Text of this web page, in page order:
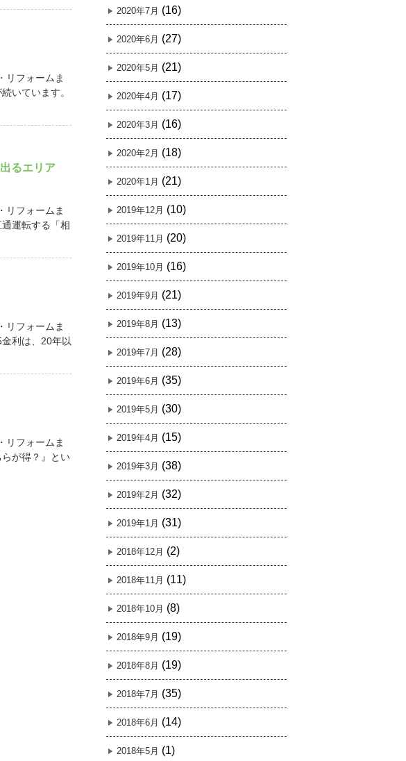
リフォームま
いています。
るエリア
リフォームま
運転する「相
リフォームま
利は、20年以
リフォームま
が得？』とい
2020年7月 (16)
2020年6月 (27)
2020年5月 (21)
2020年4月 (17)
2020年3月 (16)
2020年2月 (18)
2020年1月 (21)
2019年12月 (10)
2019年11月 (20)
2019年10月 (16)
2019年9月 (21)
2019年8月 (13)
2019年7月 (28)
2019年6月 (35)
2019年5月 (30)
2019年4月 (15)
2019年3月 (38)
2019年2月 (32)
2019年1月 (31)
2018年12月 (2)
2018年11月 (11)
2018年10月 (8)
2018年9月 (19)
2018年8月 (19)
2018年7月 (35)
2018年6月 (14)
2018年5月 (1)